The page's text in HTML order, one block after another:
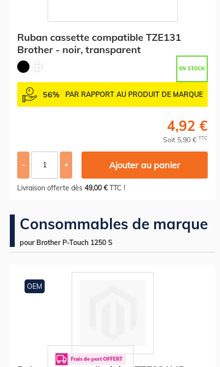
Ruban cassette compatible TZE131
Brother - noir, transparent
EN STOCK
56% PAR RAPPORT AU PRODUIT DE MARQUE
4,92 €
Soit 5,90 € TTC
- + Ajouter au panier
Livraison offerte dès 49,00 €TTC !
Consommables de marque
pour Brother P-Touch 1250 S
OEM